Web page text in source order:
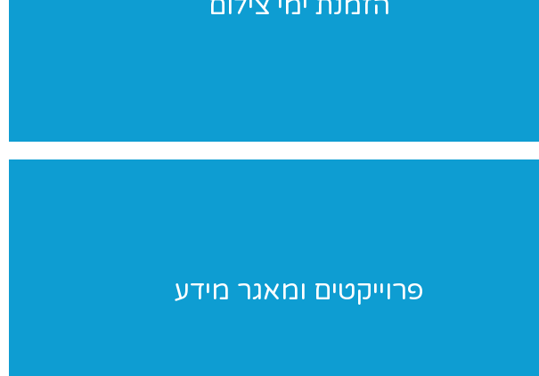
יש לכם תחרות? הופעה? מעוניינים בצילומי סטודיו לנבחרת שלכם? אנחנו נבוא אליכם ליום
פרוייקטים ומאגר מידע
פרוייקטים מיוחדים שאנו מבצעים ומאגר מידע בנושאי התעמלות